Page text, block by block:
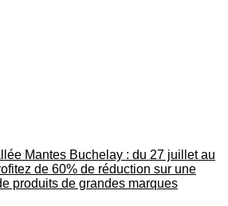
Mantes Buchelay : du 27 juillet au
de 60% de réduction sur une
produits de grandes marques